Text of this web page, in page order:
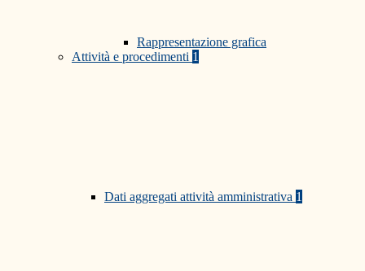
Rappresentazione grafica
Attività e procedimenti 1
Dati aggregati attività amministrativa 1